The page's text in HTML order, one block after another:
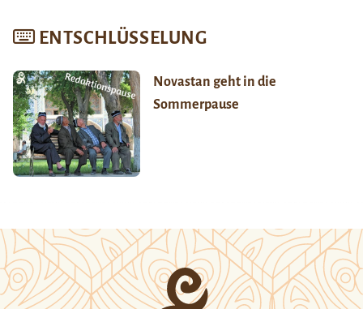
ENTSCHLÜSSELUNG
Novastan geht in die
Sommerpause